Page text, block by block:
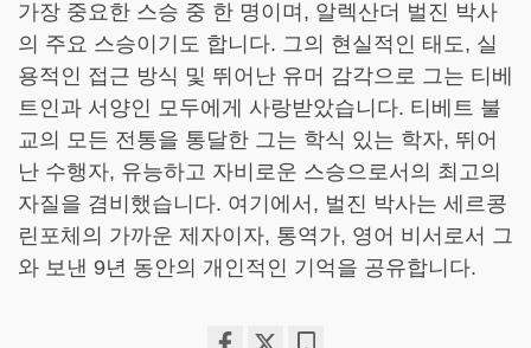
가장 중요한 스승 중 한 명이며, 알렉산더 벌진 박사
의 주요 스승이기도 합니다. 그의 현실적인 태도, 실
용적인 접근 방식 및 뛰어난 유머 감각으로 그는 티베
트인과 서양인 모두에게 사랑받았습니다. 티베트 불
교의 모든 전통을 통달한 그는 학식 있는 학자, 뛰어
난 수행자, 유능하고 자비로운 스승으로서의 최고의
자질을 겸비했습니다. 여기에서, 벌진 박사는 세르콩
린포체의 가까운 제자이자, 통역가, 영어 비서로서 그
와 보낸 9년 동안의 개인적인 기억을 공유합니다.